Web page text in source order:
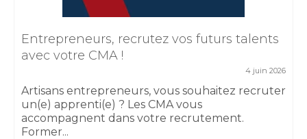
Entrepreneurs, recrutez vos futurs talents
avec votre CMA !
4 juin 2026
Artisans entrepreneurs, vous souhaitez recruter
un(e) apprenti(e) ? Les CMA vous
accompagnent dans votre recrutement.
Former...